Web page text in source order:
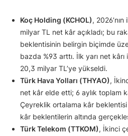
Koç Holding (KCHOL),
milyar TL net kâr açıkladı; bu
beklentisinin belirgin biçimde
bazda %93 arttı. İlk yarı net kârı
20,3 milyar TL’ye yükseldi.
Türk Hava Yolları (THYAO),
net kâr elde etti; 6 aylık toplam
Çeyreklik ortalama kâr beklentisi
kâr beklentilerin altında
Türk Telekom (TTKOM), İkinci